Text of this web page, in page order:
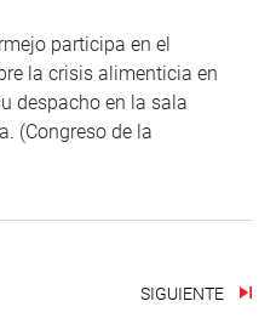
participa en el
la crisis alimenticia en
despacho en la sala
(Congreso de la
SIGUIENTE